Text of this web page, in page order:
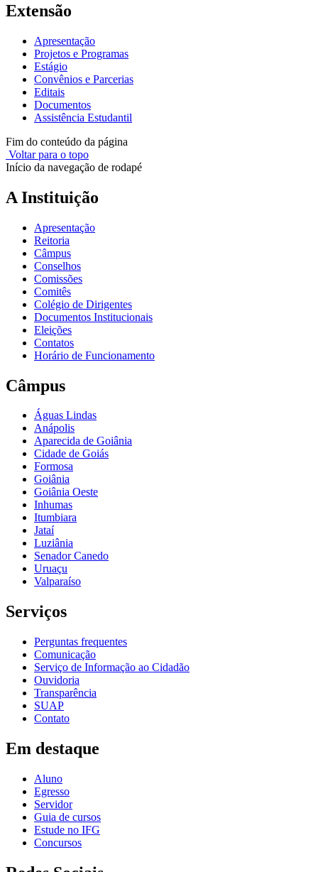
Extensão
Apresentação
Projetos e Programas
Estágio
Convênios e Parcerias
Editais
Documentos
Assistência Estudantil
Fim do conteúdo da página
Voltar para o topo
Início da navegação de rodapé
A Instituição
Apresentação
Reitoria
Câmpus
Conselhos
Comissões
Comitês
Colégio de Dirigentes
Documentos Institucionais
Eleições
Contatos
Horário de Funcionamento
Câmpus
Águas Lindas
Anápolis
Aparecida de Goiânia
Cidade de Goiás
Formosa
Goiânia
Goiânia Oeste
Inhumas
Itumbiara
Jataí
Luziânia
Senador Canedo
Uruaçu
Valparaíso
Serviços
Perguntas frequentes
Comunicação
Serviço de Informação ao Cidadão
Ouvidoria
Transparência
SUAP
Contato
Em destaque
Aluno
Egresso
Servidor
Guia de cursos
Estude no IFG
Concursos